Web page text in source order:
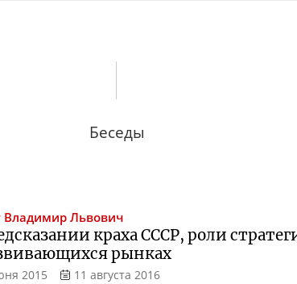
Беседы
Владимир Львович
краха СССР, роли
рынках
2015 11 августа 2016